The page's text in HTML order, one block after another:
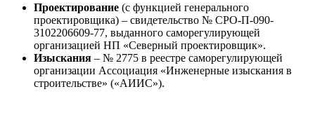
Проектирование (с функцией генерального
проектировщика) – свидетельство № СРО-П-090-
3102206609-77, выданного саморегулирующей
организацией НП «Северный проектировщик».
Изыскания – № 2775 в реестре саморегулирующей
организации Ассоциация «Инженерные изыскания в
строительстве» («АИИС»).